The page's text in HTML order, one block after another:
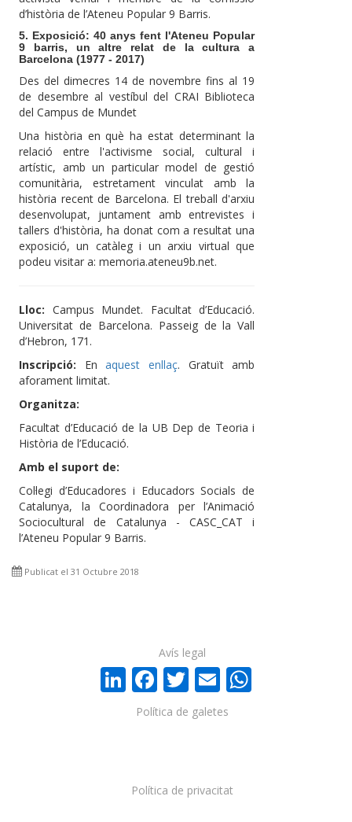
d’història de l’Ateneu Popular 9 Barris.
5. Exposició: 40 anys fent l'Ateneu Popular
9 barris, un altre relat de la cultura a
Barcelona (1977 - 2017)
Des del dimecres 14 de novembre fins al 19
de desembre al vestíbul del CRAI Biblioteca
del Campus de Mundet
Una història en què ha estat determinant la
relació entre l'activisme social, cultural i
artístic, amb un particular model de gestió
comunitària, estretament vinculat amb la
història recent de Barcelona. El treball d'arxiu
desenvolupat, juntament amb entrevistes i
tallers d'història, ha donat com a resultat una
exposició, un catàleg i un arxiu virtual que
podeu visitar a: memoria.ateneu9b.net.
Lloc: Campus Mundet. Facultat d’Educació.
Universitat de Barcelona. Passeig de la Vall
d’Hebron, 171.
Inscripció: Enaquest enllaç. Gratuït amb
aforament limitat.
Organitza:
Facultat d’Educació de la UB Dep de Teoria i
Història de l’Educació.
Amb el suport de:
Col·legi d’Educadores i Educadors Socials de
Catalunya, la Coordinadora per l’Animació
Sociocultural de Catalunya - CASC_CAT i
l’Ateneu Popular 9 Barris.
Publicat el 31 Octubre 2018
LinkedIn
Facebook
Twitter
Email
Política de privacitat
Política de galetes
Avís legal